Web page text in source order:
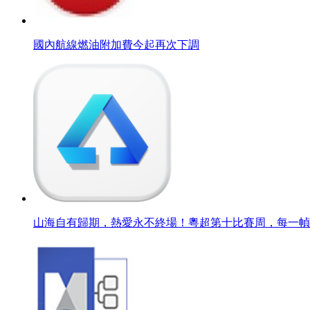
國內航線燃油附加費今起再次下調
山海自有歸期，熱愛永不終場！粵超第十比賽周，每一